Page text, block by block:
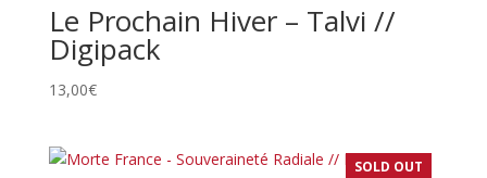
Le Prochain Hiver – Talvi //
Digipack
13,00€
SOLD OUT